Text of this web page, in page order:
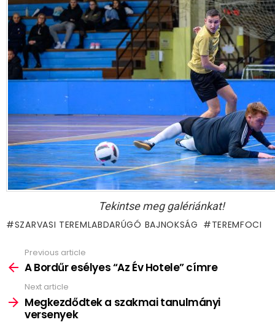
Tekintse meg galériánkat!
SZARVASI TEREMLABDARÚGÓ BAJNOKSÁG TEREMFOCI
more
Previous article
A Bordűr esélyes “Az Év Hotele” címre
Next article
Megkezdődtek a szakmai tanulmányi
versenyek